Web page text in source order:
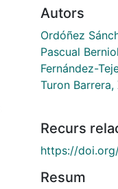
Autors
Ordóñez
Pascual
Fernández-
Turon Barrera,
Recurs
https://
Resum